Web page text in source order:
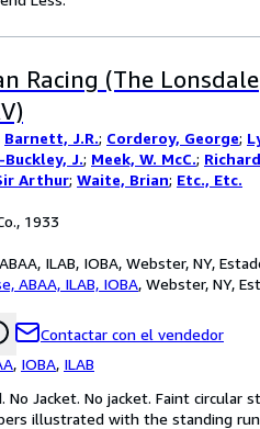
Racing (The Lonsdale
Barnett, J.R.; Corderoy, George;
J.; Meek, W. McC.;
Arthur; Waite, Brian; Etc., Etc.
1933
ILAB, IOBA, Webster, NY,
ABAA, ILAB, IOBA, Webster, NY,
Contactar con el vendedor
, IOBA, ILAB
No Jacket. No jacket. Faint
illustrated with the standing